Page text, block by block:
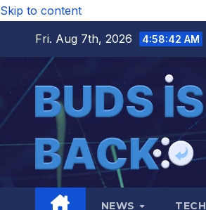
Skip to content
Fri. Aug 7th, 2026
4:58:42 AM
NEWS TECH